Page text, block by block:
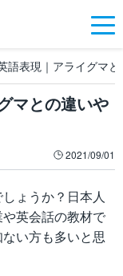
語表現｜アライグマ
マとの違いや
2021/09/01
ょうか？日本人
英会話の教材で
い方も多いと思